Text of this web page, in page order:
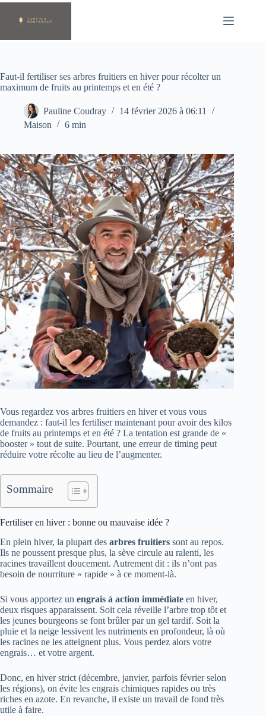
Passer
contenu
Faut-il fertiliser ses arbres fruitiers en hiver pour récolter un
maximum de fruits au printemps et en été ?
Pauline Coudray
14 février 2026 à 06:11
Maison
6 min
Vous regardez vos arbres fruitiers en hiver et vous vous
demandez : faut-il les fertiliser maintenant pour avoir des kilos
de fruits au printemps et en été ? La tentation est grande de «
booster » tout de suite. Pourtant, une erreur de timing peut
réduire votre récolte au lieu de l’augmenter.
Sommaire
Fertiliser en hiver : bonne ou mauvaise idée ?
En plein hiver, la plupart des arbres fruitiers sont au repos.
Ils ne poussent presque plus, la sève circule au ralenti, les
racines travaillent doucement. Autrement dit : ils n’ont pas
besoin de nourriture « rapide » à ce moment-là.
Si vous apportez un engrais à action immédiate en hiver,
deux risques apparaissent. Soit cela réveille l’arbre trop tôt et
les jeunes bourgeons se font brûler par un gel tardif. Soit la
pluie et la neige lessivent les nutriments en profondeur, là où
les racines ne les atteignent plus. Vous perdez alors votre
engrais… et votre argent.
Donc, en hiver strict (décembre, janvier, parfois février selon
les régions), on évite les engrais chimiques rapides ou très
riches en azote. En revanche, il existe un travail de fond très
utile à faire.